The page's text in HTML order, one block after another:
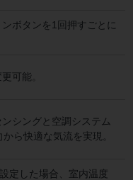
ボタンを1回押すごとに
可能。
シングと空調システム
ら快適な気流を実現。
定した場合、室内温度